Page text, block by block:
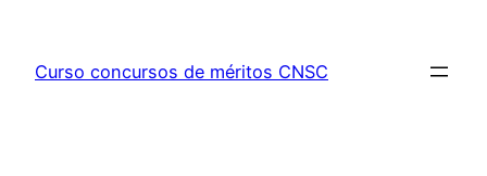
contenido
Curso concursos de méritos CNSC